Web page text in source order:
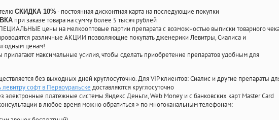
СКИДКА 10%- постоянная дисконтная карта на последующие покупки
при заказе товара на сумму более 5 тысяч рублей
цены на мелкооптовые партии препарата с возможностью выписки товарного
различные АКЦИИ позволяющие покупать дженерики Левитры, Сиалиса и
ценам!
максимальные усилия, чтобы сделать приобретение препаратов удобным для
без выходных дней круглосуточно. Для VIP клиентов: Сиалис и другие препараты
левитру софт в Первоуральске доставляются круглосуточно
электронные платежные системы Яндекс Деньги, Web Money и с банковских карт Master Card
в любое время можно обратиться» по многоканальным телефонам: